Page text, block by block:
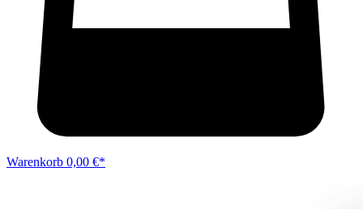
Warenkorb 0,00 €*